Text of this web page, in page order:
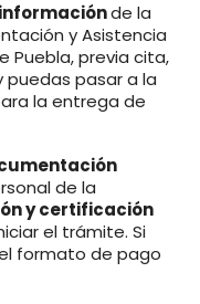
de la
y Asistencia
Puebla, previa cita,
puedas pasar a la
la entrega de
de la
y certificación
el trámite. Si
formato de pago